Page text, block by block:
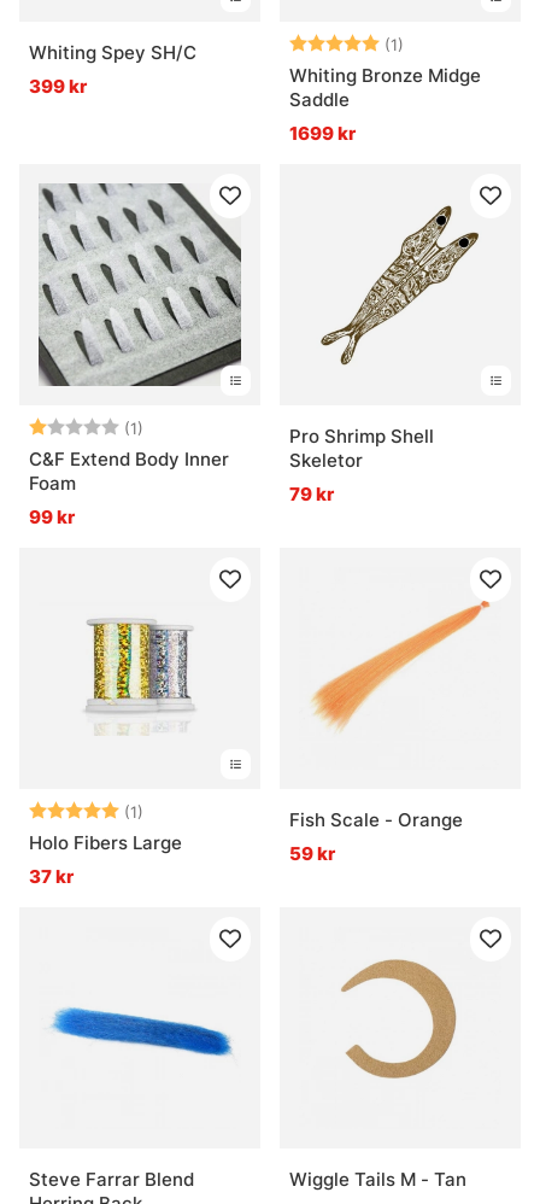
Whiting Spey SH/C
399 kr
Betyg: (1)
Whiting Bronze Midge
Saddle
1699 kr
Betyg: (1)
1.0 utav 5 stjärnor
C&F Extend Body Inner
Foam
99 kr
Pro Shrimp Shell
Skeletor
79 kr
Betyg: (1)
5.0 utav 5 stjärnor
Holo Fibers Large
37 kr
Fish Scale - Orange
59 kr
Steve Farrar Blend
Wiggle Tails M - Tan